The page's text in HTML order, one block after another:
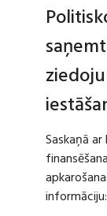
Saskaņā
informāciju: